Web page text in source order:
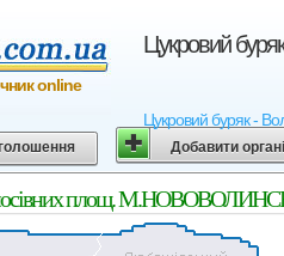
Цукровий
Цукровий буряк -
online
Добавити
площ.